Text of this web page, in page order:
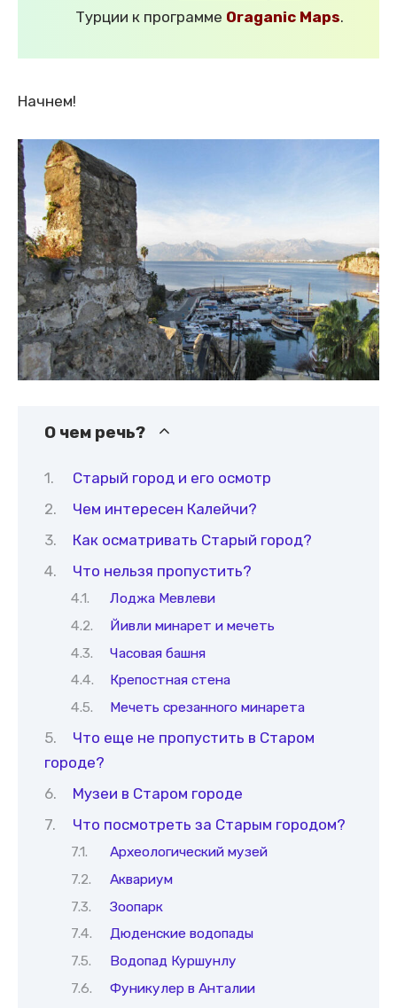
Турции к программе Oraganic Maps.
Начнем!
О чем речь?
Старый город и его осмотр
Чем интересен Калейчи?
Как осматривать Старый город?
Что нельзя пропустить?
Лоджа Мевлеви
Йивли минарет и мечеть
Часовая башня
Крепостная стена
Мечеть срезанного минарета
Что еще не пропустить в Старом
городе?
Музеи в Старом городе
Что посмотреть за Старым городом?
Археологический музей
Аквариум
Зоопарк
Дюденские водопады
Водопад Куршунлу
Фуникулер в Анталии